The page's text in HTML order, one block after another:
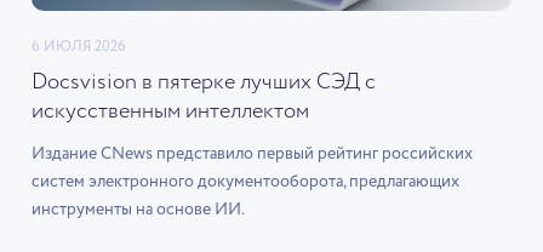
6 ИЮЛЯ 2026
Docsvision в пятерке лучших СЭД с
искусственным интеллектом
Издание CNews представило первый рейтинг российских
систем электронного документооборота, предлагающих
инструменты на основе ИИ.